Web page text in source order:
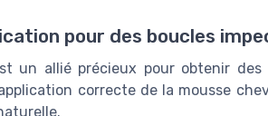
pour des boucles
un allié précieux pour obtenir
correcte de la mousse